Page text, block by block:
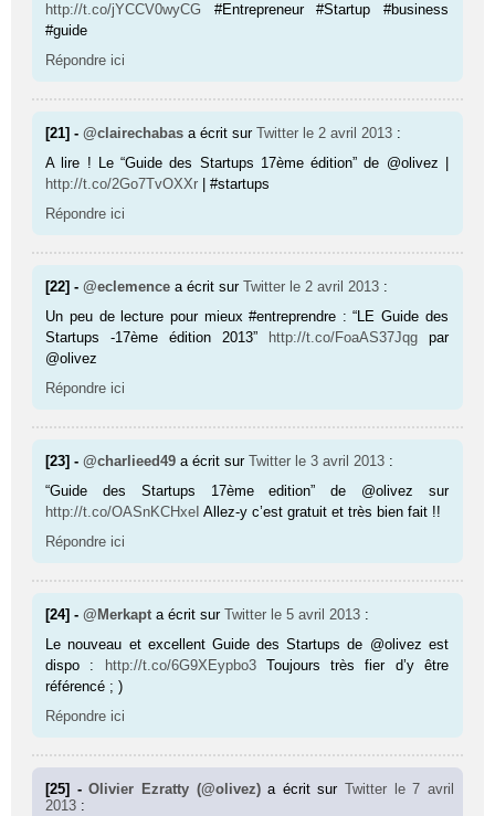
http://t.co/jYCCV0wyCG #Entrepreneur #Startup #business
#guide
Répondre ici
[21] -@clairechabas a écrit surTwitter le 2 avril 2013 :
A lire ! Le “Guide des Startups 17ème édition” de @olivez |
http://t.co/2Go7TvOXXr | #startups
Répondre ici
[22] -@eclemence a écrit surTwitter le 2 avril 2013 :
Un peu de lecture pour mieux #entreprendre : “LE Guide des
Startups -17ème édition 2013”
http://t.co/FoaAS37Jqgpar
@olivez
Répondre ici
[23] -@charlieed49 a écrit surTwitter le 3 avril 2013 :
“Guide des Startups 17ème edition” de @olivez sur
http://t.co/OASnKCHxeI Allez-y c’est gratuit et très bien fait !!
Répondre ici
[24] -@Merkapt a écrit surTwitter le 5 avril 2013 :
Le nouveau et excellent Guide des Startups de @olivez est
dispo :
http://t.co/6G9XEypbo3Toujours très fier d’y être
référencé ; )
Répondre ici
[25] -Olivier Ezratty (@olivez) a écrit surTwitter
le 7 avril
2013 :